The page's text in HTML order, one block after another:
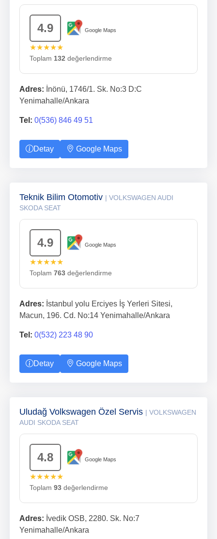
4.9 Google Maps
★★★★★
Toplam 132 değerlendirme
Adres: İnönü, 1746/1. Sk. No:3 D:C
Yenimahalle/Ankara
Tel: 0(536) 846 49 51
Detay Google Maps
Teknik Bilim Otomotiv | VOLKSWAGEN AUDI
SKODA SEAT
4.9 Google Maps
★★★★★
Toplam 763 değerlendirme
Adres: İstanbul yolu Erciyes İş Yerleri Sitesi,
Macun, 196. Cd. No:14 Yenimahalle/Ankara
Tel: 0(532) 223 48 90
Detay Google Maps
Uludağ Volkswagen Özel Servis | VOLKSWAGEN
AUDI SKODA SEAT
4.8 Google Maps
★★★★★
Toplam 93 değerlendirme
Adres: İvedik OSB, 2280. Sk. No:7
Yenimahalle/Ankara